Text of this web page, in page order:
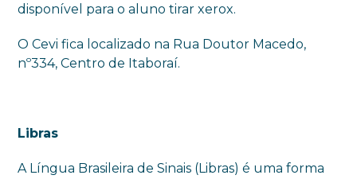
disponível para o aluno tirar xerox.
O Cevi fica localizado na Rua Doutor Macedo,
nº334, Centro de Itaboraí.
Libras
A Língua Brasileira de Sinais (Libras) é uma forma